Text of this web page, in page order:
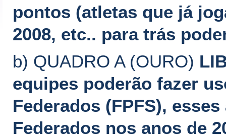
pontos (atletas que já
2008, etc.. para trás
b) QUADRO A (OURO)
equipes poderão fazer
Federados (FPFS),
Federados nos anos de